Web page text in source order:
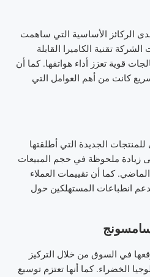
الركائز الأساسية التي ساهمت
تقنية الكاميرا القابلة
قوية تعزز أداء هواتفها. كما أن
كانت من أهم العوامل التي
الجديدة التي أطلقتها
زيادة ملحوظة في حجم المبيعات
كما أن تقييمات العملاء
انطباعات المستهلكين حول
في السوق من خلال التركيز
الخضراء. كما أنها تعتزم توسيع